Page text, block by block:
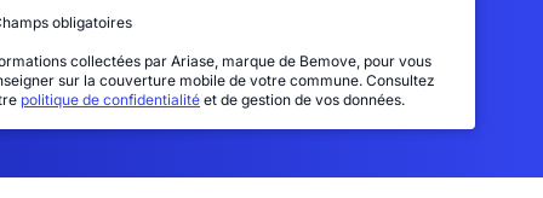
obligatoires
collectées par Ariase, marque de Bemove, pour vous
sur la couverture mobile de votre commune. Consultez
politique de confidentialité et de gestion de vos données.